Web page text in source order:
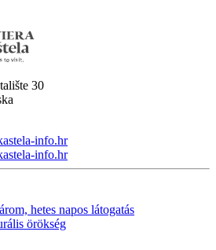
30
info.hr
info.hr
hetes napos látogatás
örökség